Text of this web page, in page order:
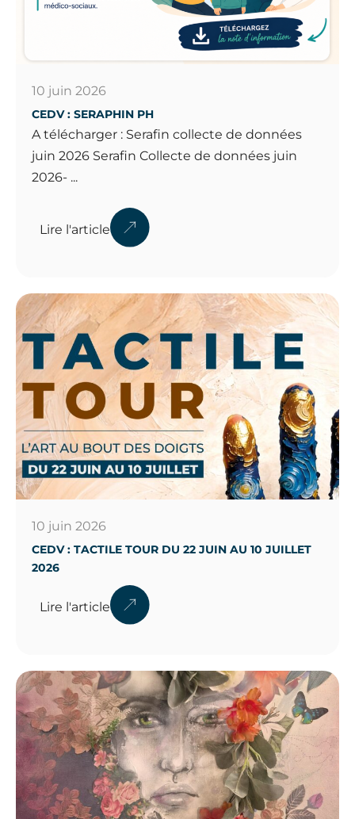
10 juin 2026
CEDV : SERAPHIN PH
A télécharger : Serafin collecte de données
juin 2026 Serafin Collecte de données juin
2026- ...
Lire l'article
10 juin 2026
CEDV : TACTILE TOUR DU 22 JUIN AU 10 JUILLET
2026
Lire l'article